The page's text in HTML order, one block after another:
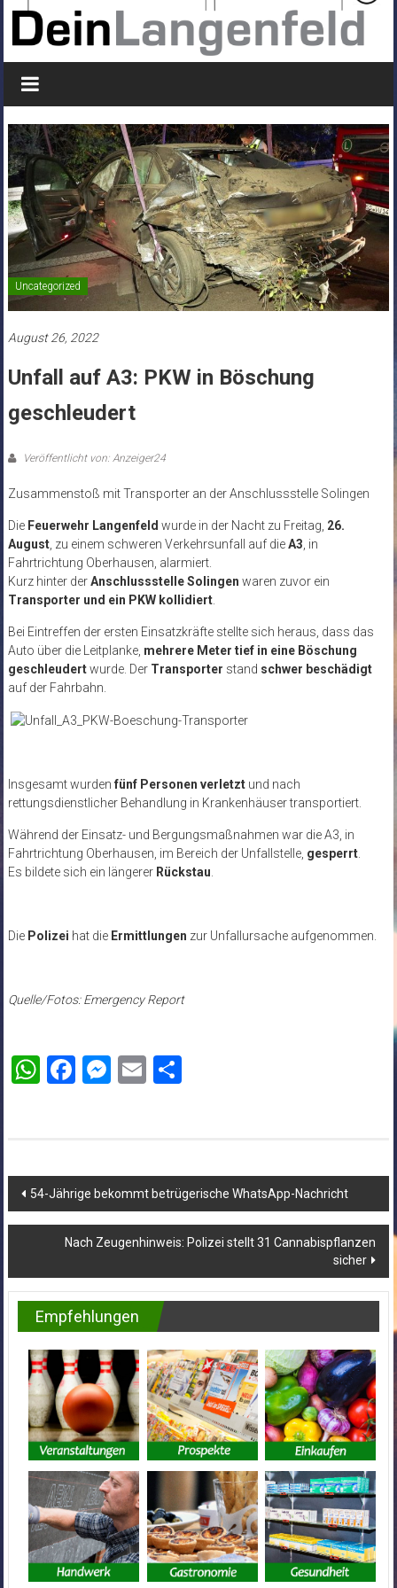
Uncategorized
August 26, 2022
Unfall auf A3: PKW in Böschung
geschleudert
Veröffentlicht von: Anzeiger24
Zusammenstoß mit Transporter an der Anschlussstelle Solingen
Die Feuerwehr Langenfeld wurde in der Nacht zu Freitag, 26.
August, zu einem schweren Verkehrsunfall auf dieA3 , in
Fahrtrichtung Oberhausen, alarmiert.
Kurz hinter derAnschlussstelle Solingen waren zuvor ein
Transporter und ein PKW kollidiert.
Bei Eintreffen der ersten Einsatzkräfte stellte sich heraus, dass das
Auto über die Leitplanke, mehrere Meter tief in eine Böschung
geschleudertwurde. Der Transporter stand schwer beschädigt
auf der Fahrbahn.
Insgesamt wurden fünf Personen verletztund nach
rettungsdienstlicher Behandlung in Krankenhäuser transportiert.
Während der Einsatz- und Bergungsmaßnahmen war die A3, in
Fahrtrichtung Oberhausen, im Bereich der Unfallstelle, gesperrt.
Es bildete sich ein längerer Rückstau
Die Polizei hat die Ermittlungen zur Unfallursache aufgenommen.
Quelle/Fotos: Emergency Report
WhatsApp
Facebook
Messenger
EmailTeilen
Beitragsnavigation
54-Jährige bekommt betrügerische WhatsApp-Nachricht
Nach Zeugenhinweis: Polizei stellt 31 Cannabispflanzen
sicher
Empfehlungen